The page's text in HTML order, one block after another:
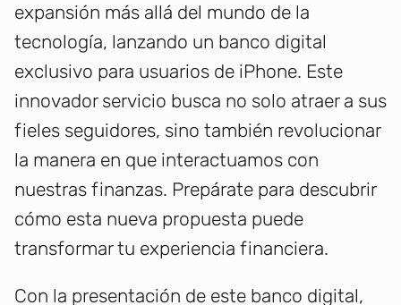
expansión más allá del mundo de la
tecnología, lanzando un banco digital
exclusivo para usuarios de iPhone. Este
innovador servicio busca no solo atraer a sus
fieles seguidores, sino también revolucionar
la manera en que interactuamos con
nuestras finanzas. Prepárate para descubrir
cómo esta nueva propuesta puede
transformar tu experiencia financiera.
Con la presentación de este banco digital,